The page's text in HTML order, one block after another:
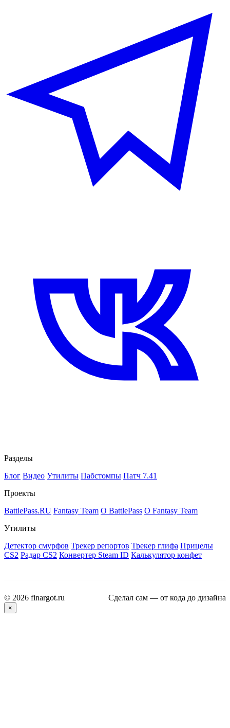
Разделы
Блог Видео Утилиты Пабстомпы Патч 7.41
Проекты
BattlePass.RU Fantasy Team О BattlePass О Fantasy Team
Утилиты
Детектор смурфов Трекер репортов Трекер глифа Прицелы
CS2 Радар CS2 Конвертер Steam ID Калькулятор конфет
© 2026 finargot.ru Сделал сам — от кода до дизайна
×